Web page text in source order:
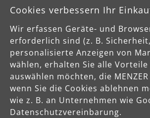
Cookies verbessern Ihr
Wir erfassen Geräte- und
erforderlich sind (z. B.
personalisierte Anzeigen von
wählen, erhalten Sie alle
auswählen möchten, die
wenn Sie die Cookies ablehnen
wie z. B. an Unternehmen wie
Datenschutzvereinbarung.